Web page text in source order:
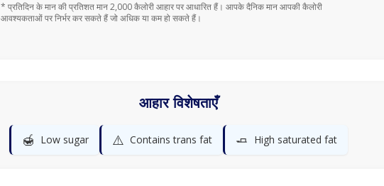
* प्रतिदिन के मान की प्रतिशत मान 2,000 कैलोरी आहार पर आधारित हैं। आपके दैनिक मान आपकी कैलोरी
आवश्यकताओं पर निर्भर कर सकते हैं जो अधिक या कम हो सकते हैं।
आहार विशेषताएँ
🍯 Low sugar ⚠️ Contains trans fat 🧈 High saturated fat